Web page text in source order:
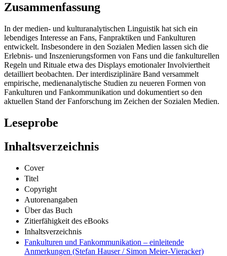
Zusammenfassung
In der medien- und kulturanalytischen Linguistik hat sich ein
lebendiges Interesse an Fans, Fanpraktiken und Fankulturen
entwickelt. Insbesondere in den Sozialen Medien lassen sich die
Erlebnis- und Inszenierungsformen von Fans und die fankulturellen
Regeln und Rituale etwa des Displays emotionaler Involviertheit
detailliert beobachten. Der interdisziplinäre Band versammelt
empirische, medienanalytische Studien zu neueren Formen von
Fankulturen und Fankommunikation und dokumentiert so den
aktuellen Stand der Fanforschung im Zeichen der Sozialen Medien.
Leseprobe
Inhaltsverzeichnis
Cover
Titel
Copyright
Autorenangaben
Über das Buch
Zitierfähigkeit des eBooks
Inhaltsverzeichnis
Fankulturen und Fankommunikation – einleitende
Anmerkungen (Stefan Hauser / Simon Meier-Vieracker)